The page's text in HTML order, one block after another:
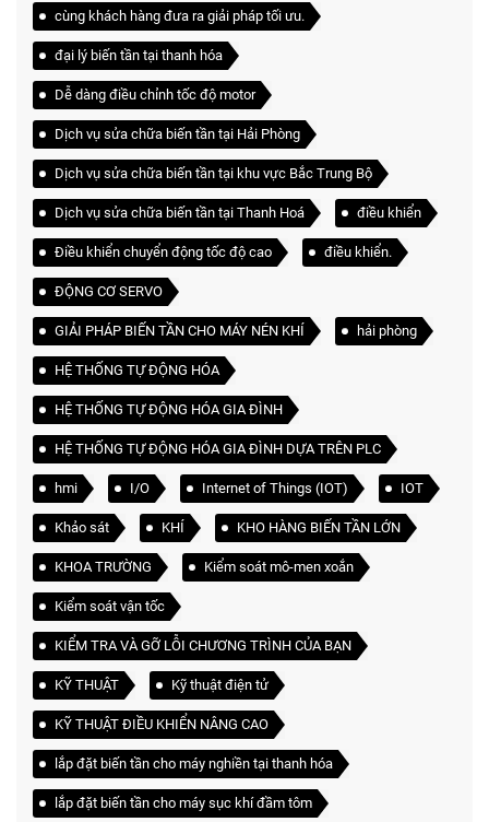
cùng khách hàng đưa ra giải pháp tối ưu.
đại lý biến tần tại thanh hóa
Dễ dàng điều chỉnh tốc độ motor
Dịch vụ sửa chữa biến tần tại Hải Phòng
Dịch vụ sửa chữa biến tần tại khu vực Bắc Trung Bộ
Dịch vụ sửa chữa biến tần tại Thanh Hoá điều khiển
Điều khiển chuyển động tốc độ cao điều khiển.
ĐỘNG CƠ SERVO
GIẢI PHÁP BIẾN TẦN CHO MÁY NÉN KHÍ hải phòng
HỆ THỐNG TỰ ĐỘNG HÓA
HỆ THỐNG TỰ ĐỘNG HÓA GIA ĐÌNH
HỆ THỐNG TỰ ĐỘNG HÓA GIA ĐÌNH DỰA TRÊN PLC
hmi I/O Internet of Things (IOT) IOT
Khảo sát KHÍ KHO HÀNG BIẾN TẦN LỚN
KHOA TRƯỜNG Kiểm soát mô-men xoắn
Kiểm soát vận tốc
KIỂM TRA VÀ GỠ LỖI CHƯƠNG TRÌNH CỦA BẠN
KỸ THUẬT Kỹ thuật điện tử
KỸ THUẬT ĐIỀU KHIỂN NÂNG CAO
lắp đặt biến tần cho máy nghiền tại thanh hóa
lắp đặt biến tần cho máy sục khí đầm tôm